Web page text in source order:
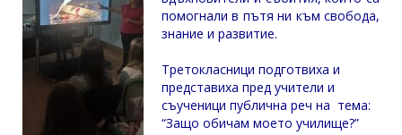
помогнали в пътя ни към свобода,
знание и развитие.
Третокласници подготвиха и
представиха пред учители и
съученици публична реч на тема:
“Защо обичам моето училище?”